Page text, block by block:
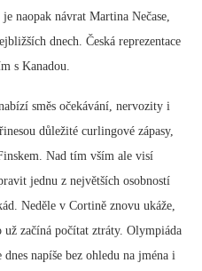
naopak návrat Martina Nečase,
dnech. Česká reprezentace
s Kanadou.
směs očekávání, nervozity i
důležité curlingové zápasy,
Nad tím vším ale visí
jednu z největších osobností
Neděle v Cortině znovu ukáže,
začíná počítat ztráty. Olympiáda
napíše bez ohledu na jména i